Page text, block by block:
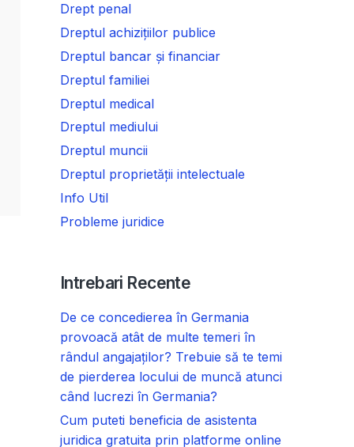
Drept penal
Dreptul achizițiilor publice
Dreptul bancar și financiar
Dreptul familiei
Dreptul medical
Dreptul mediului
Dreptul muncii
Dreptul proprietății intelectuale
Info Util
Probleme juridice
Intrebari Recente
De ce concedierea în Germania
provoacă atât de multe temeri în
rândul angajaților? Trebuie să te temi
de pierderea locului de muncă atunci
când lucrezi în Germania?
Cum puteti beneficia de asistenta
juridica gratuita prin platforme online